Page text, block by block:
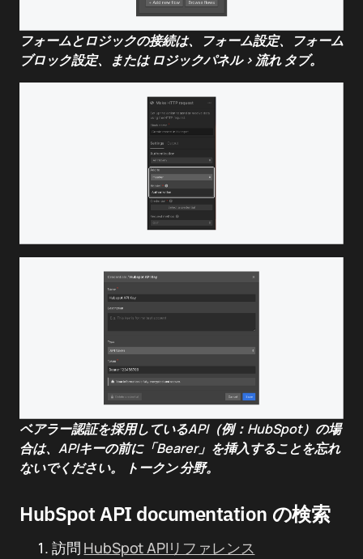
フォームとロジックの接続は、フォーム設定、フォーム
ブロック設定、またはロジックパネル> 流れタブ。
ベアラー認証を採用しているAPI（例：HubSpot）の場
合は、APIキーの前に「Bearer」を挿入することを忘れ
ないでください。
トークン分野。
HubSpot API documentation の検索
訪問 HubSpot APIリファレンス